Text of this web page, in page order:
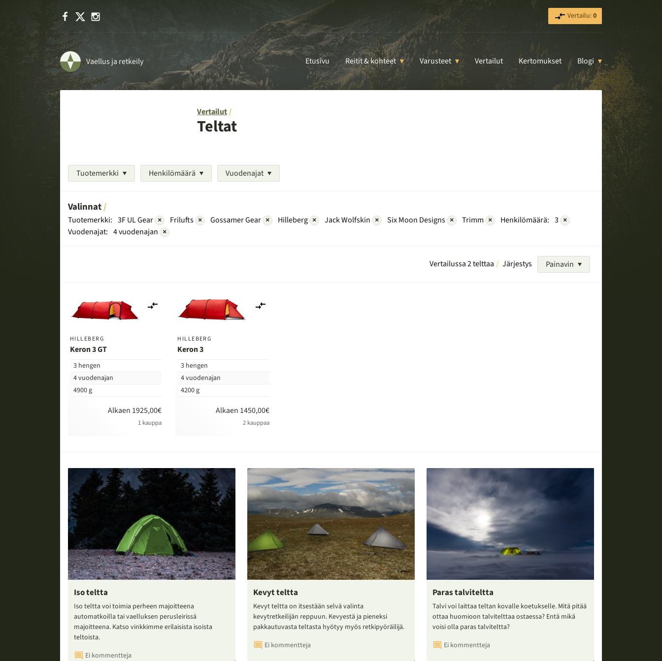
Facebook Vertailu:0
Vaellus ja retkeily Etusivu Reitit & kohteet Varusteet Vertailut Kertomukset Blogi
Vertailut
Teltat
Tuotemerkki Henkilömäärä Vuodenajat
Valinnat
Tuotemerkki: 3F UL Gear × Frilufts × Gossamer Gear × Hilleberg × Jack Wolfskin × Six Moon Designs × Trimm × Henkilömäärä: 3 ×
Vuodenajat: 4 vuodenajan ×
Vertailussa 2 telttaa Järjestys Painavin
HILLEBERG
Keron 3 GT
3 hengen
4 vuodenajan
4900 g
Alkaen 1925,00€
1 kauppa
vertailuun
HILLEBERG
Keron 3
3 hengen
4 vuodenajan
4200 g
Alkaen 1450,00€
2 kauppaa
Iso teltta
Iso teltta voi toimia perheen majoitteena
automatkoilla tai vaelluksen perusleirissä
majoitteena. Katso vinkkimme erilaisista isoista
teltoista.
Ei kommentteja
Kevyt teltta
Kevyt teltta on itsestään selvä valinta
kevytretkeilijän reppuun. Kevyestä ja pieneksi
pakkautuvasta teltasta hyötyy myös retkipyöräilijä.
Ei kommentteja
Paras talviteltta
Talvi voi laittaa teltan kovalle koetukselle. Mitä pitää
ottaa huomioon talvitelttaa ostaessa? Entä mikä
voisi olla paras talviteltta?
Ei kommentteja